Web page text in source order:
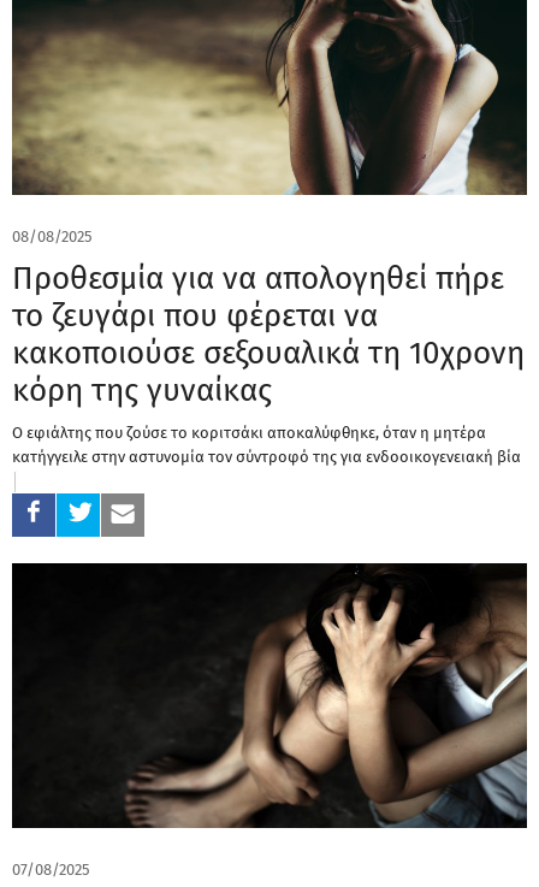
08/08/2025
Προθεσμία για να απολογηθεί πήρε
το ζευγάρι που φέρεται να
κακοποιούσε σεξουαλικά τη 10χρονη
κόρη της γυναίκας
Ο εφιάλτης που ζούσε το κοριτσάκι αποκαλύφθηκε, όταν η μητέρα
κατήγγειλε στην αστυνομία τον σύντροφό της για ενδοοικογενειακή βία
07/08/2025